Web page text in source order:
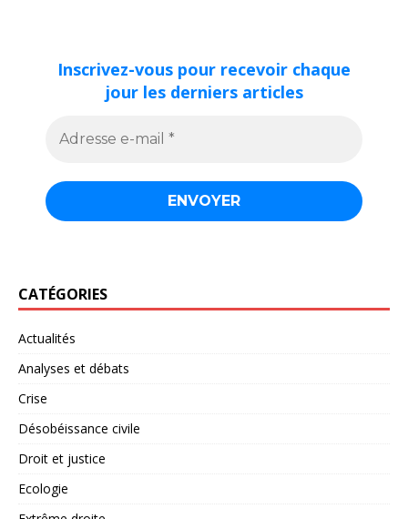
Inscrivez-vous pour recevoir chaque
jour les derniers articles
CATÉGORIES
Actualités
Analyses et débats
Crise
Désobéissance civile
Droit et justice
Ecologie